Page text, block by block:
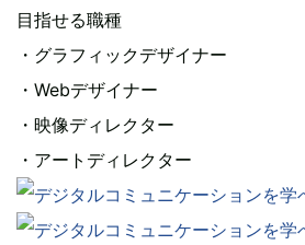
目指せる職種
・グラフィックデザイナー
・Webデザイナー
・映像ディレクター
・アートディレクター